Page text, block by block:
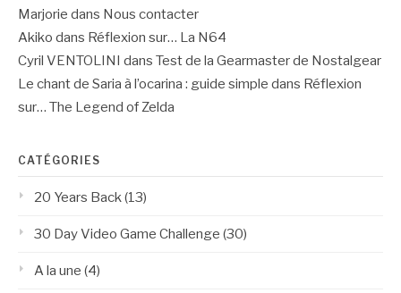
Marjorie dans Nous contacter
Akiko dans Réflexion sur… La N64
Cyril VENTOLINI dans Test de la Gearmaster de Nostalgear
Le chant de Saria à l’ocarina : guide simple dans Réflexion
sur… The Legend of Zelda
CATÉGORIES
20 Years Back (13)
30 Day Video Game Challenge (30)
A la une (4)